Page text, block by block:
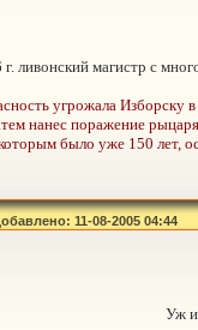
ливонский магистр с
угрожала Изборску
нанес поражение
было уже 150 лет,
11-08-2005 04:44
Уж и